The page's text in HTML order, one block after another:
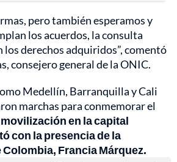
pero también esperamos y
los acuerdos, la consulta
los derechos adquiridos”, comentó
consejero general de la ONIC.
Medellín, Barranquilla y Cali
marchas para conmemorar el
en la capital
con la presencia de la
Francia Márquez.